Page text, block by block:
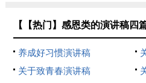
【【热门】感恩类的演讲稿四
养成好习惯演讲稿
关于致青春演讲稿